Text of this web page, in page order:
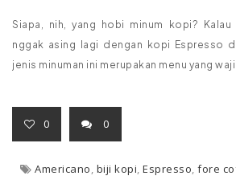
Siapa, nih, yang hobi minum kopi?
nggak asing lagi dengan kopi Espresso
jenis minuman ini merupakan menu yang
0 0
Americano, biji kopi, Espresso, fore